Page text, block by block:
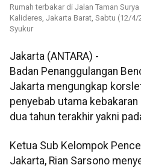
Rumah terbakar di Jalan Taman
Kalideres, Jakarta Barat, Sabtu (12/
Syukur
Jakarta (ANTARA) -
Badan Penanggulangan
Jakarta mengungkap
penyebab utama
dua tahun terakhir yakni
Ketua Sub Kelompok
Jakarta, Rian Sarsono